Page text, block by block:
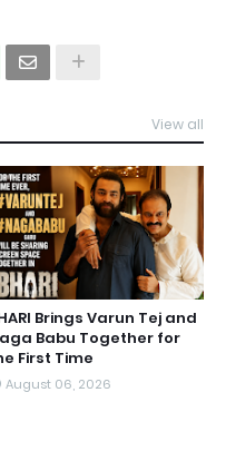
View all
Brings Varun Tej and
Babu Together for
First Time
August 06, 2026